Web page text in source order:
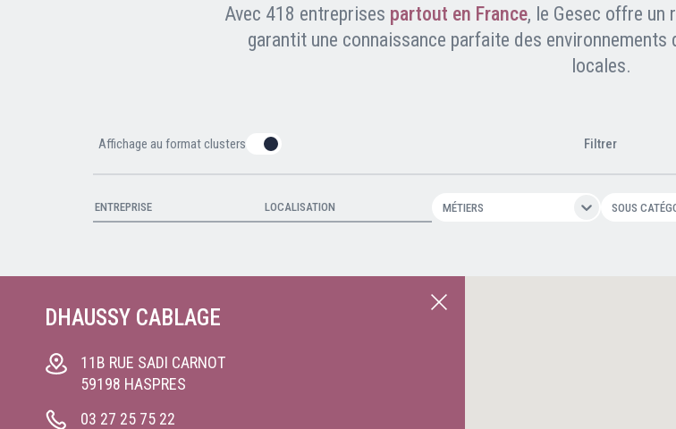
Clients
Avec 418 entreprises partout en France, le Gesec offre un
garantit une connaissance parfaite des
locales.
Affichage au format clusters Filtrer
MÉTIERS SOUS
DHAUSSY CABLAGE
11B RUE SADI CARNOT
59198 HASPRES
03 27 25 75 22